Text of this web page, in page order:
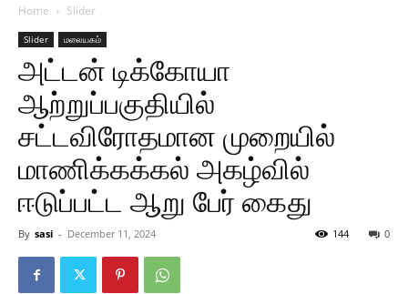
Home Slider
Slider மலையகம்
அட்டன் டிக்கோயா
ஆற்றுப்பகுதியில்
சட்டவிரோதமான முறையில்
மாணிக்கக்கல் அகழ்வில்
ஈடுப்பட்ட ஆறு பேர் கைது
By sasi - December 11, 2024 0
144